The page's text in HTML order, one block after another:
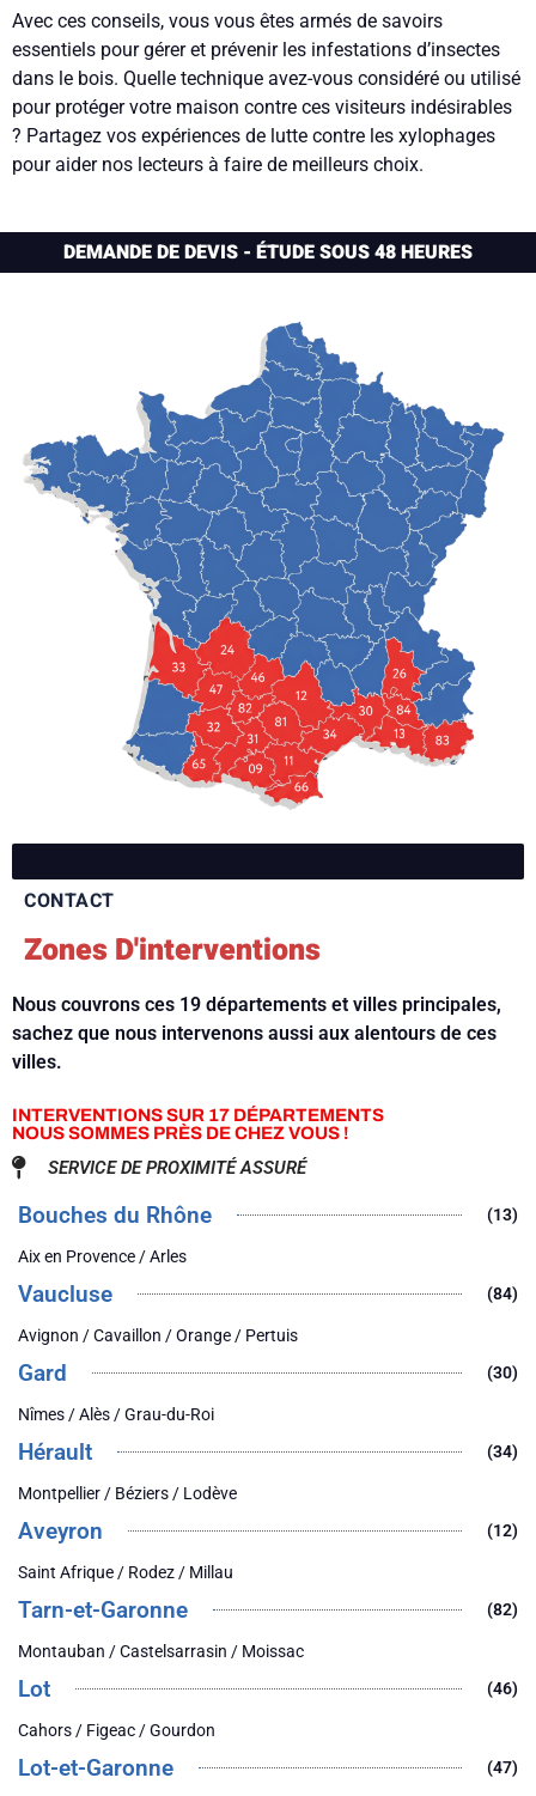
Avec ces conseils, vous vous êtes armés de savoirs
essentiels pour gérer et prévenir les infestations d’insectes
dans le bois. Quelle technique avez-vous considéré ou utilisé
pour protéger votre maison contre ces visiteurs indésirables
? Partagez vos expériences de lutte contre les xylophages
pour aider nos lecteurs à faire de meilleurs choix.
DEMANDE DE DEVIS - ÉTUDE SOUS 48 HEURES
CONTACT
Zones D'interventions
Nous couvrons ces 19 départements et villes principales,
sachez que nous intervenons aussi aux alentours de ces
villes.
INTERVENTIONS SUR 17 DÉPARTEMENTS
NOUS SOMMES PRÈS DE CHEZ VOUS !
SERVICE DE PROXIMITÉ ASSURÉ
Bouches du Rhône (13)
Aix en Provence / Arles
Vaucluse (84)
Avignon / Cavaillon / Orange / Pertuis
Gard (30)
Nîmes / Alès / Grau-du-Roi
Hérault (34)
Montpellier / Béziers / Lodève
Aveyron (12)
Saint Afrique / Rodez / Millau
Tarn-et-Garonne (82)
Montauban / Castelsarrasin / Moissac
Lot (46)
Cahors / Figeac / Gourdon
Lot-et-Garonne (47)